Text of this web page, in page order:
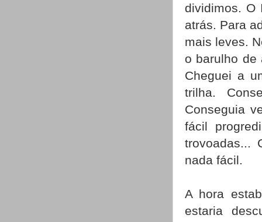
dividimos. O
atrás. Para
mais leves.
o barulho de
Cheguei a
trilha.
Conseguia
fácil
trovoadas...
nada fácil.
A hora
estaria